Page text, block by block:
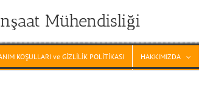
Mühendisliği
KOŞULLARI ve GİZLİLİK POLİTİKASI HAKKIMIZDA